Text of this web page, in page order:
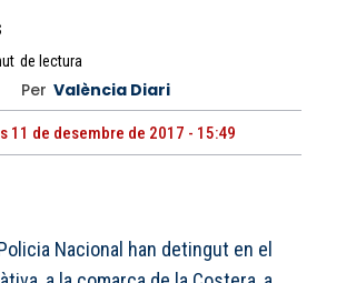
de lectura
Per València Diari
11 de desembre de 2017 - 15:49
Nacional han detingut en el